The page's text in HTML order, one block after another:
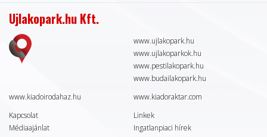
Ujlakopark.hu Kft.
www.ujlakopark.hu
www.ujlakoparkok.hu
www.pestilakopark.hu
www.budailakopark.hu
www.kiadoirodahaz.hu
www.kiadoraktar.com
Kapcsolat
Médiaajánlat
Linkek
Ingatlanpiaci hírek